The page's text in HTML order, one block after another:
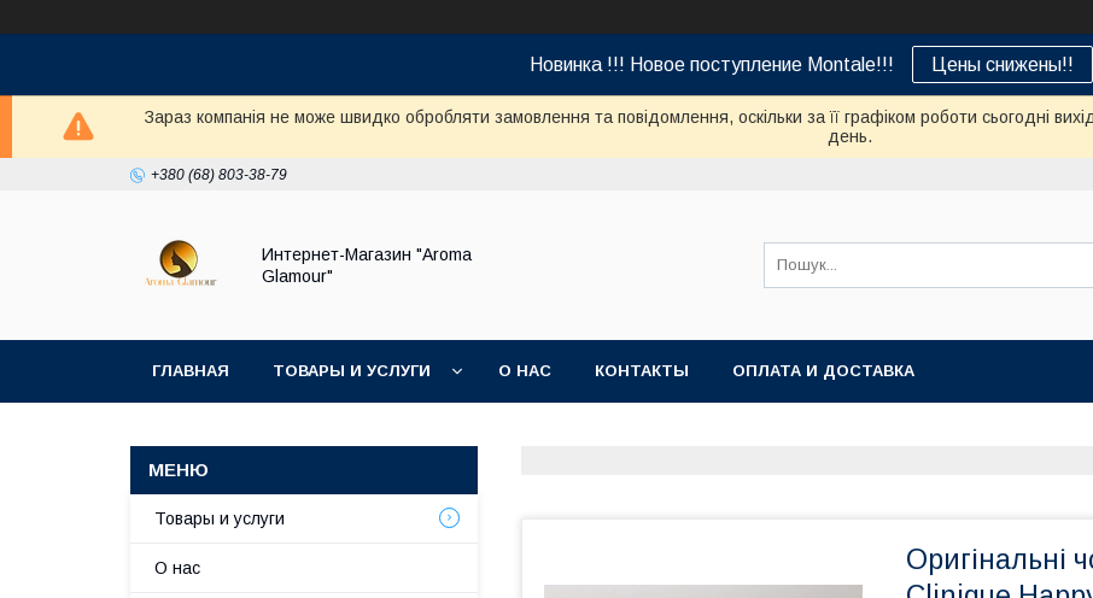
Новинка !!! Новое поступление Montale!!! Цены снижены!!
Зараз компанія не може швидко обробляти замовлення та повідомлення, оскільки за її графіком роботи сьогодні
день.
+380 (68) 803-38-79
Интернет-Магазин "Aroma
Glamour"
ГЛАВНАЯ ТОВАРЫ И УСЛУГИ О НАС КОНТАКТЫ ОПЛАТА И ДОСТАВКА
Оригінальні
Товары и услуги
О нас